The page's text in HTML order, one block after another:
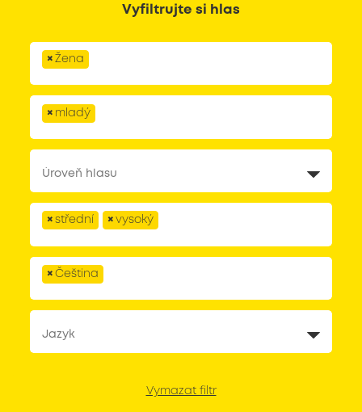
Vyfiltrujte si hlas
× Žena
× mladý
× střední × vysoký
× Čeština
Vymazat filtr